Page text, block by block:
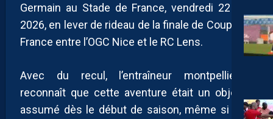
Germain au Stade de France, vendredi 22 mai
2026, en lever de rideau de la finale de Coupe de
France entre l’OGC Nice et le RC Lens.
Avec du recul, l’entraîneur montpelliérain
reconnaît que cette aventure était un objectif
assumé dès le début de saison, même si cela